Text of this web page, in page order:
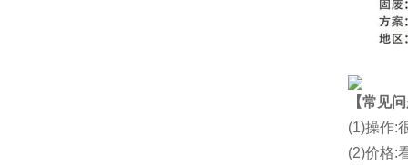
【常见
(1)操作:
(2)价格: